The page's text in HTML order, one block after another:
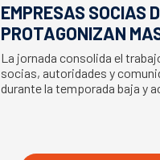
EMPRESAS SOCIAS
PROTAGONIZAN
LA PARTICIPACIÓN
EN SEMANA DEL
La jornada consolida el
socias, autoridades y
durante la temporada baja y